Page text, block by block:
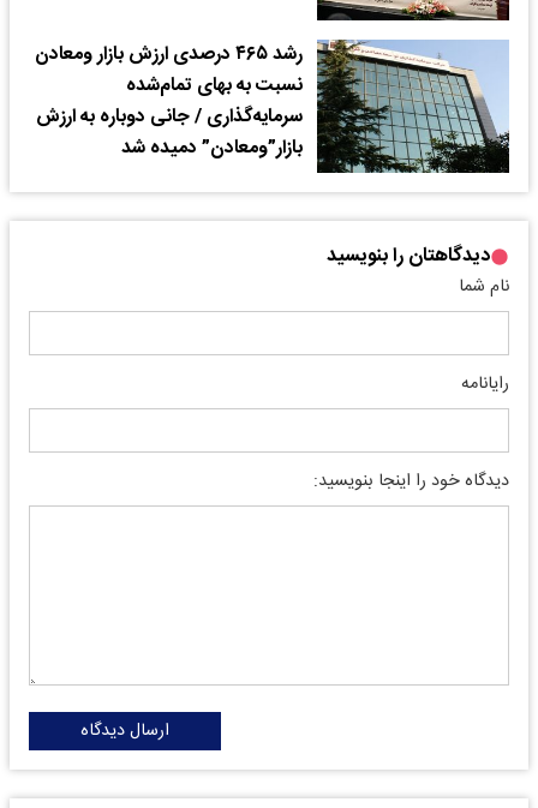
رشد ۴۶۵ درصدی ارزش بازار ومعادن
نسبت به بهای تمام‌شده
سرمایه‌گذاری / جانی دوباره به ارزش
بازار”ومعادن” دمیده شد
دیدگاهتان را بنویسید
نام شما
رایانامه
دیدگاه خود را اینجا بنویسید:
ارسال دیدگاه